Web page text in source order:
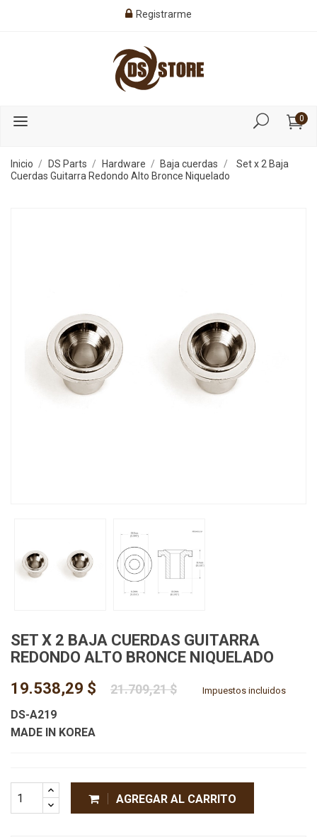
Registrarme
0
Inicio DS Parts Hardware Baja cuerdas
Set x 2 Baja
Cuerdas Guitarra Redondo Alto Bronce Niquelado
SET X 2 BAJA CUERDAS GUITARRA
REDONDO ALTO BRONCE NIQUELADO
19.538,29 $
21.709,21 $ Impuestos incluidos
DS-A219
MADE IN KOREA
AGREGAR AL CARRITO